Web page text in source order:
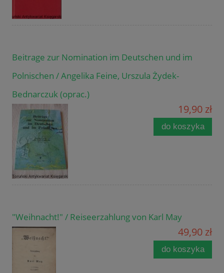
Beitrage zur Nomination im Deutschen und im
Polnischen / Angelika Feine, Urszula Żydek-
Bednarczuk (oprac.)
19,90 zł
do koszyka
"Weihnacht!" / Reiseerzahlung von Karl May
49,90 zł
do koszyka